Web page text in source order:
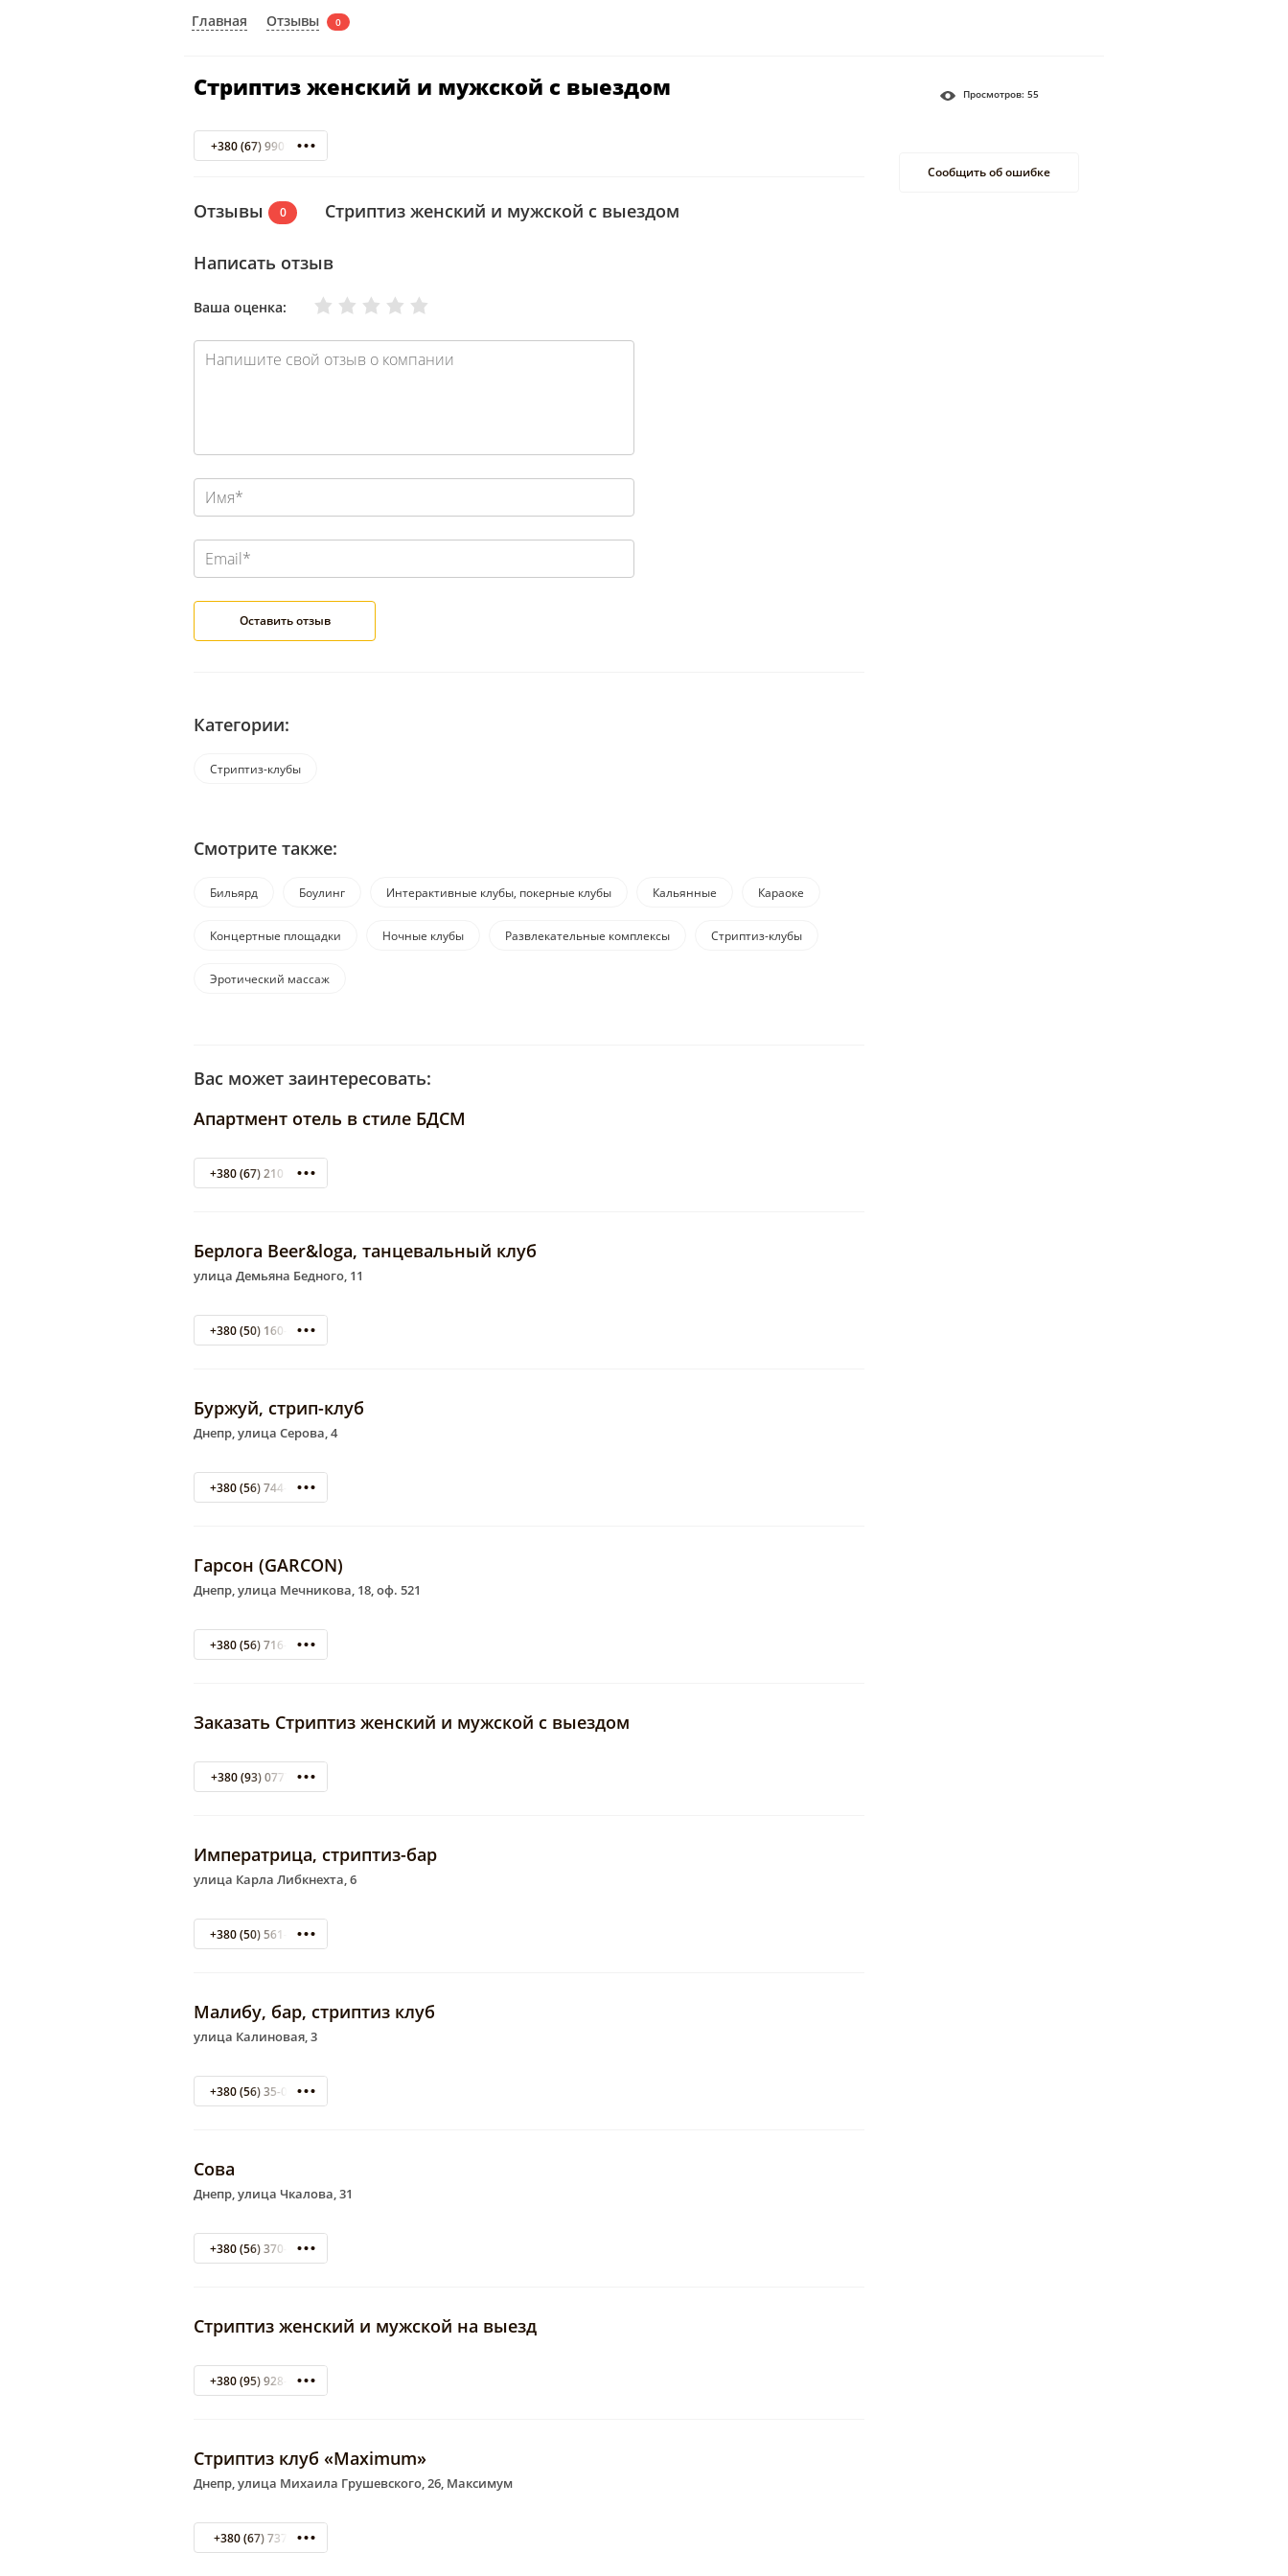
Главная Отзывы 0
Стриптиз женский и мужской с выездом
+380 (67) 9901553
Отзывы 0 Стриптиз женский и мужской с выездом
Написать отзыв
Ваша оценка: Отлично
Хорошо
Нормально
Плохо
Очень плохо
Категории:
Стриптиз-клубы
Смотрите также:
Бильярд Боулинг Интерактивные клубы, покерные клубы Кальянные Караоке
Концертные площадки Ночные клубы Развлекательные комплексы Стриптиз-клубы
Эротический массаж
Вас может заинтересовать:
Апартмент отель в стиле БДСМ
+380 (67) 210 11 79
Берлога Beer&loga, танцевальный клуб
улица Демьяна Бедного, 11
+380 (50) 160-53-73
Буржуй, стрип-клуб
Днепр, улица Серова, 4
+380 (56) 744-69-87
Гарсон (GARCON)
Днепр, улица Мечникова, 18, оф. 521
+380 (56) 716-68-01
Заказать Стриптиз женский и мужской с выездом
+380 (93) 0777669
Императрица, стриптиз-бар
улица Карла Либкнехта, 6
+380 (50) 561-03-59
Малибу, бар, стриптиз клуб
улица Калиновая, 3
+380 (56) 35-03-40
Сова
Днепр, улица Чкалова, 31
+380 (56) 370-94-12
Стриптиз женский и мужской на выезд
+380 (95) 928-88-81
Стриптиз клуб «Maximum»
Днепр, улица Михаила Грушевского, 26, Максимум
+380 (67) 737020
Просмотров: 55
Сообщить об ошибке